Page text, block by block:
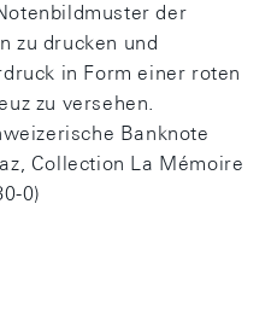
der
zu drucken und
in Form einer roten
zu versehen.
Banknote
Collection La Mémoire
0)